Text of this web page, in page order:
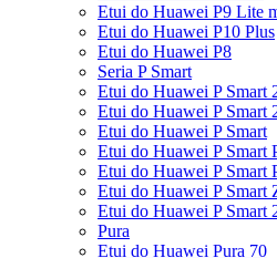
Etui do Huawei P9 Lite
Etui do Huawei P10 Plus
Etui do Huawei P8
Seria P Smart
Etui do Huawei P Smart
Etui do Huawei P Smart
Etui do Huawei P Smart
Etui do Huawei P Smart
Etui do Huawei P Smart
Etui do Huawei P Smart
Etui do Huawei P Smart
Pura
Etui do Huawei Pura 70